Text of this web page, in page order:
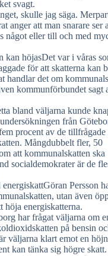
svagt.
skulle jag säga.
anger att man snarare ser
något eller till och med
kan höjasDet var i våras
för att skatterna kan
handlar det om
kommunförbundet sagt
bland väljarna kunde
från
procent av de
Mångdubbelt fler, 50
att kommunalskatten ska
socialdemokrater är de
Persson
utan även
höja energiskatterna.
har frågat väljarna om
på bensin
väljarna klart emot en
kan tänka sig högre skatt.